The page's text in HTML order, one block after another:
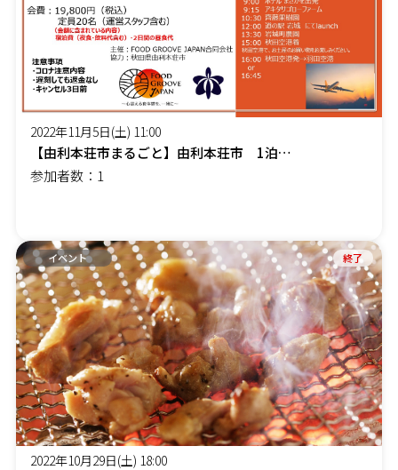
2022年11月5日(土) 11:00
【由利本荘市まるごと】由利本荘市 1泊２日の生産者とのつながりツアー
参加者数：1
イベント 終了
2022年10月29日(土) 18:00